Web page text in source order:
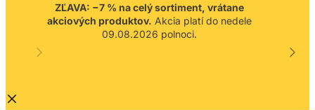
ZĽAVA: −7 % na celý sortiment, vrátane
akciových produktov. Akcia platí do nedele
09.08.2026 polnoci.